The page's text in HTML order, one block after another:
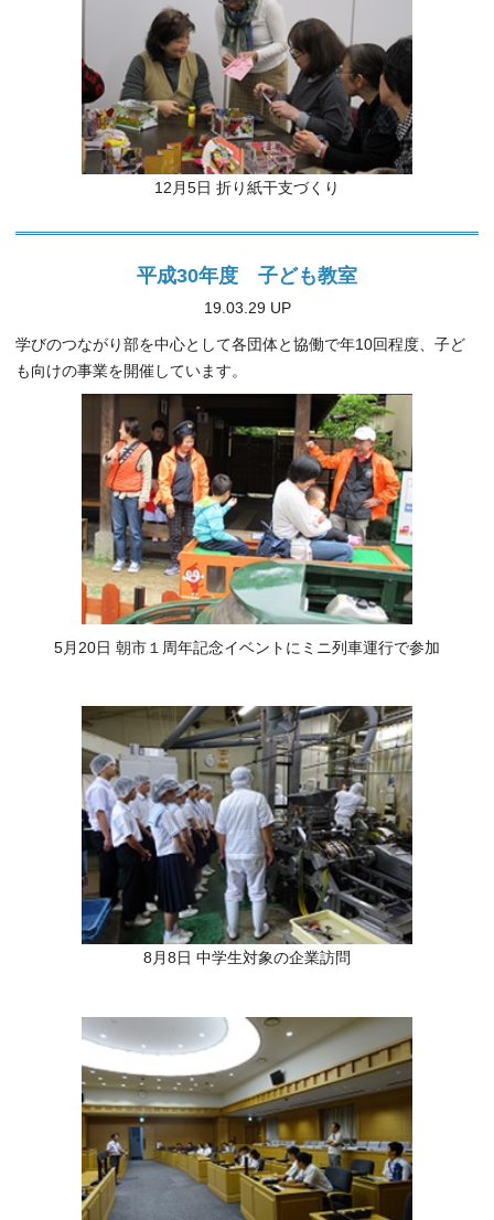
12月5日 折り紙干支づくり
平成30年度 子ども教室
19.03.29 UP
学びのつながり部を中心として各団体と協働で年10回程度、子ど
も向けの事業を開催しています。
5月20日 朝市１周年記念イベントにミニ列車運行で参加
8月8日 中学生対象の企業訪問